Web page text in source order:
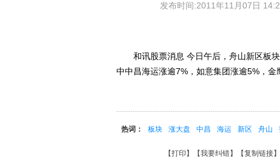
发布时间:2011年11月07日
和讯股票消息 今日午后，舟山新区板块
中中昌海运涨逾7%，如意集团涨逾5%，金
热词： 板块 涨大盘 中昌 海运 新区 舟山
【打印 】【我要纠错】【复制链接